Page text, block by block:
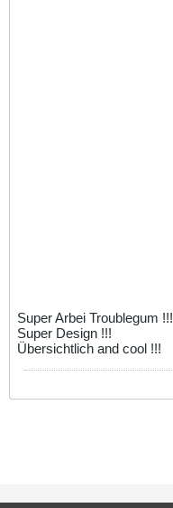
Super Arbei Troublegum !!!
Super Design !!!
Übersichtlich and cool !!!